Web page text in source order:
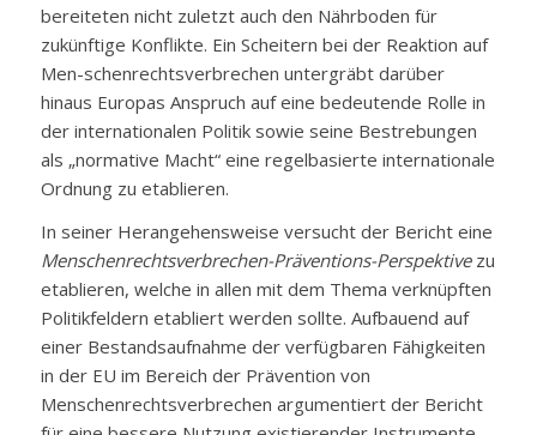
bereiteten nicht zuletzt auch den Nährboden für
zukünftige Konflikte. Ein Scheitern bei der Reaktion auf
Men-schenrechtsverbrechen untergräbt darüber
hinaus Europas Anspruch auf eine bedeutende Rolle in
der internationalen Politik sowie seine Bestrebungen
als „normative Macht“ eine regelbasierte internationale
Ordnung zu etablieren.
In seiner Herangehensweise versucht der Bericht eine
Menschenrechtsverbrechen-Präventions-Perspektivezu
etablieren, welche in allen mit dem Thema verknüpften
Politikfeldern etabliert werden sollte. Aufbauend auf
einer Bestandsaufnahme der verfügbaren Fähigkeiten
in der EU im Bereich der Prävention von
Menschenrechtsverbrechen argumentiert der Bericht